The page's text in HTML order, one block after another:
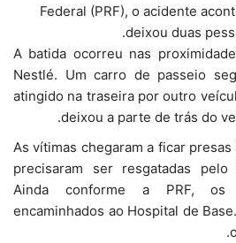
Federal (PRF), o acidente
deixou duas
A batida ocorreu nas
Nestlé. Um carro de passeio
atingido na traseira por outro
deixou a parte de trás do
As vítimas chegaram a ficar
precisaram ser resgatadas
Ainda conforme a PRF,
encaminhados ao Hospital de